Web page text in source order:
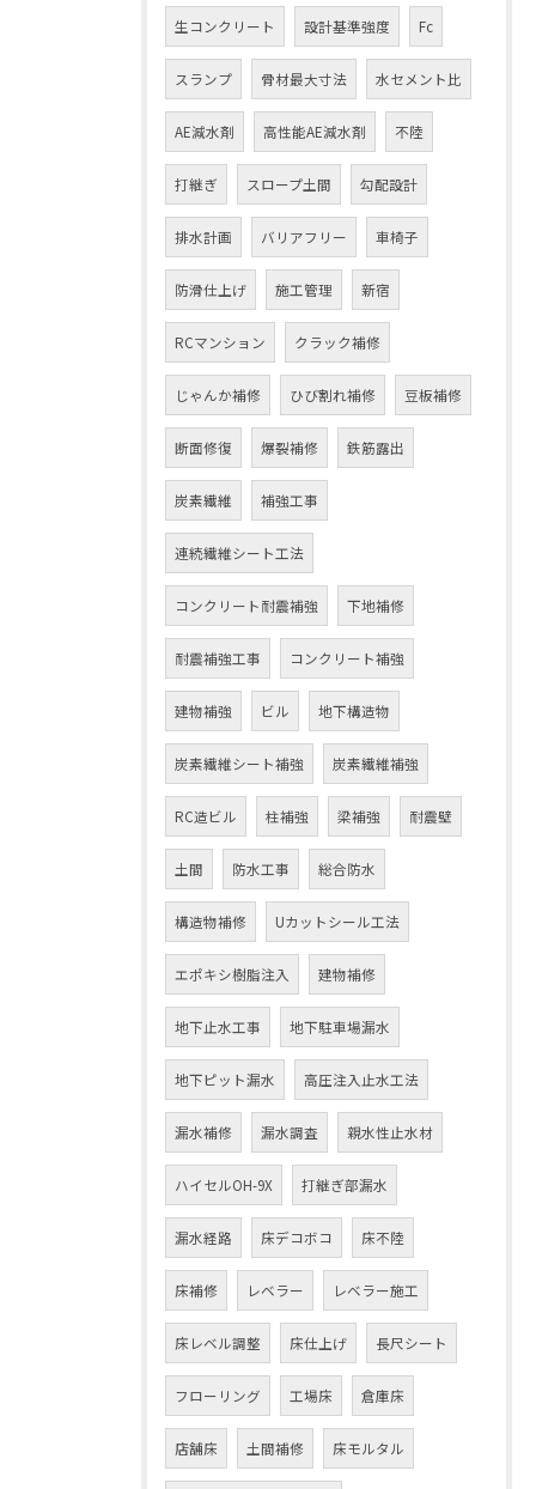
生コンクリート 設計基準強度 Fc
スランプ 骨材最大寸法 水セメント比
AE減水剤 高性能AE減水剤 不陸
打継ぎ スロープ土間 勾配設計
排水計画 バリアフリー 車椅子
防滑仕上げ 施工管理 新宿
RCマンション クラック補修
じゃんか補修 ひび割れ補修 豆板補修
断面修復 爆裂補修 鉄筋露出
炭素繊維 補強工事
連続繊維シート工法
コンクリート耐震補強 下地補修
耐震補強工事 コンクリート補強
建物補強 ビル 地下構造物
炭素繊維シート補強 炭素繊維補強
RC造ビル 柱補強 梁補強 耐震壁
土間 防水工事 総合防水
構造物補修 Uカットシール工法
エポキシ樹脂注入 建物補修
地下止水工事 地下駐車場漏水
地下ピット漏水 高圧注入止水工法
漏水補修 漏水調査 親水性止水材
ハイセルOH-9X 打継ぎ部漏水
漏水経路 床デコボコ 床不陸
床補修 レベラー レベラー施工
床レベル調整 床仕上げ 長尺シート
フローリング 工場床 倉庫床
店舗床 土間補修 床モルタル